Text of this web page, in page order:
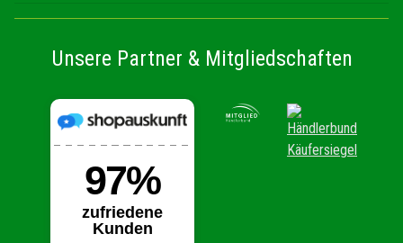
Unsere Partner & Mitgliedschaften